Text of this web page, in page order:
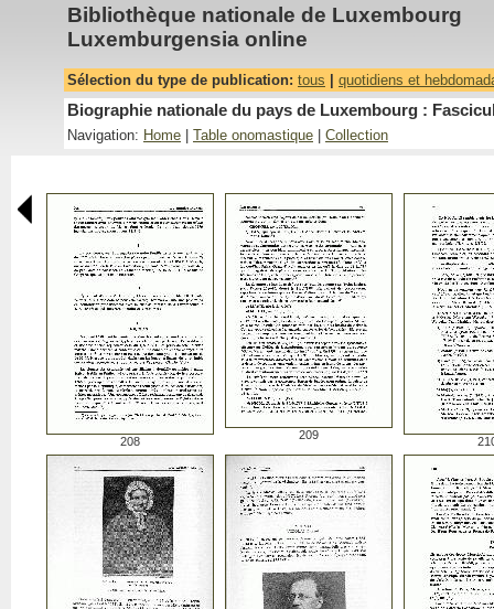
Bibliothèque nationale de Luxembourg
Luxemburgensia online
Sélection du type de publication: tous quotidiens et
Biographie nationale du pays de Luxembourg :
Navigation: Home Table onomastique Collection
208 209